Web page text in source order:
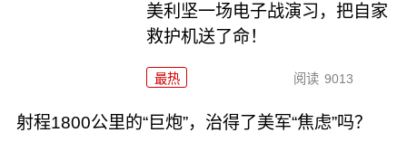
美利坚一场电子战演习，把自家
救护机送了命！
最热 阅读 9013
射程1800公里的“巨炮”，治得了美军“焦虑”吗？